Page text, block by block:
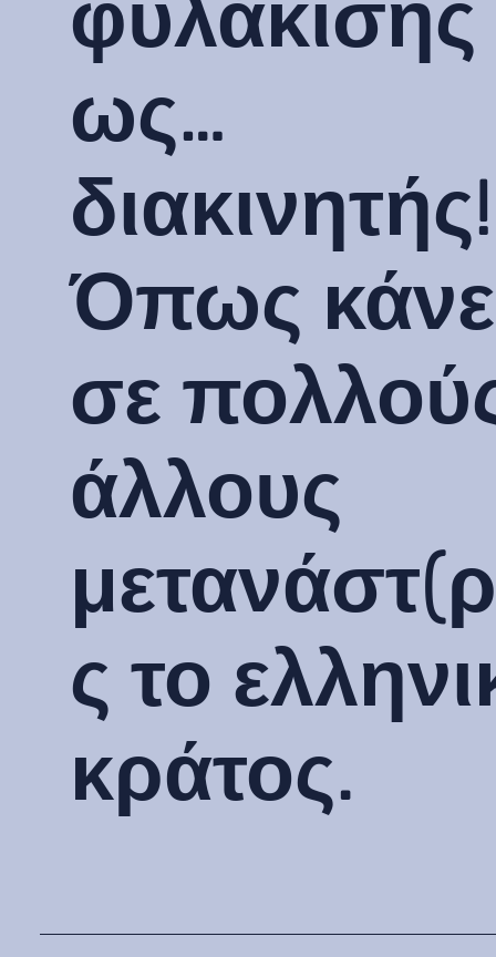
φυλάκισης
ως…
Όπως
σε
άλλους
ς το
κράτος.